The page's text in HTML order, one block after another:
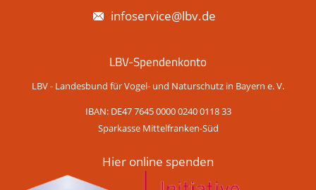
infoservice@lbv.de
LBV-Spendenkonto
LBV - Landesbund für Vogel- und Naturschutz in Bayern e. V.
IBAN: DE47 7645 0000 0240 0118 33
Sparkasse Mittelfranken-Süd
Hier online spenden